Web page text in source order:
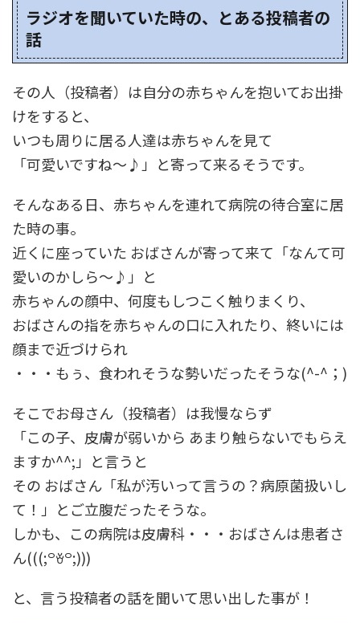
ラジオを聞いていた時の、とある投稿者の
話
その人（投稿者）は自分の赤ちゃんを抱いてお出掛
けをすると、
いつも周りに居る人達は赤ちゃんを見て
「可愛いですね～♪」と寄って来るそうです。
そんなある日、赤ちゃんを連れて病院の待合室に居
た時の事。
近くに座っていた おばさんが寄って来て「なんて可
愛いのかしら～♪」と
赤ちゃんの顔中、何度もしつこく触りまくり、
おばさんの指を赤ちゃんの口に入れたり、終いには
顔まで近づけられ
・・・もぅ、食われそうな勢いだったそうな(^-^；)
そこでお母さん（投稿者）は我慢ならず
「この子、皮膚が弱いから あまり触らないでもらえ
ますか^^;」と言うと
その おばさん「私が汚いって言うの？病原菌扱いし
て！」とご立腹だったそうな。
しかも、この病院は皮膚科・・・おばさんは患者さ
ん(((;꒪ꈊ꒪;)))
と、言う投稿者の話を聞いて思い出した事が！